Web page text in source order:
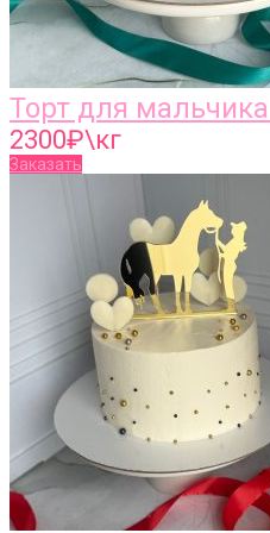
Торт для
2300₽\кг
Заказать